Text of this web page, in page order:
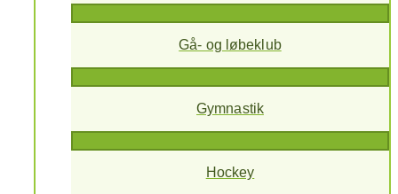
Gå- og løbeklub
Gymnastik
Hockey